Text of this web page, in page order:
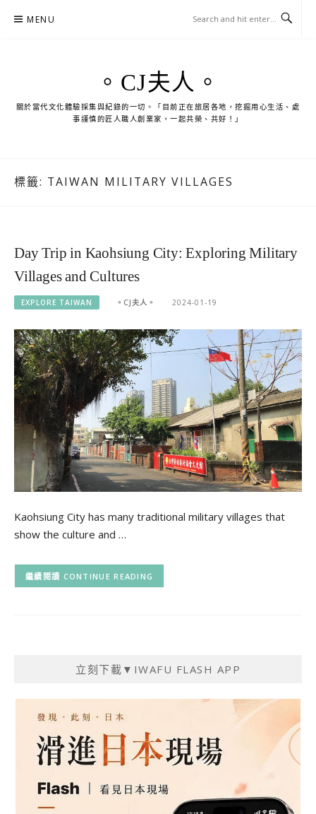
MENU
。CJ夫人。
關於當代文化體驗採集與紀錄的一切。「目前正在旅居各地，挖掘用心生活、處
事謹慎的匠人職人創業家，一起共榮、共好！」
標籤: TAIWAN MILITARY VILLAGES
Day Trip in Kaohsiung City: Exploring Military
Villages and Cultures
EXPLORE TAIWAN 。CJ夫人。 2024-01-19
Kaohsiung City has many traditional military villages that
show the culture and …
CONTINUE READING
立刻下載▼IWAFU FLASH APP